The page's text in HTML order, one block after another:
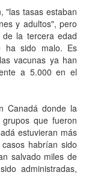
"las tasas estaban
y adultos", pero
la tercera edad
ha sido malo. Es
vacunas ya han
a 5.000 en el
Canadá donde la
que fueron
estuvieran más
habrían sido
salvado miles de
administradas,